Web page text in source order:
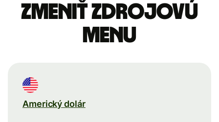
Zmeniť zdrojovú
menu
Americký dolár